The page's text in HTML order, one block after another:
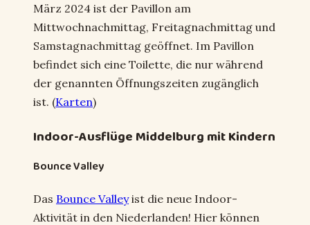
März 2024 ist der Pavillon am
Mittwochnachmittag, Freitagnachmittag und
Samstagnachmittag geöffnet. Im Pavillon
befindet sich eine Toilette, die nur während
der genannten Öffnungszeiten zugänglich
ist. (Karten)
Indoor-Ausflüge Middelburg mit Kindern
Bounce Valley
Das Bounce Valleyist die neue Indoor-
Aktivität in den Niederlanden! Hier können